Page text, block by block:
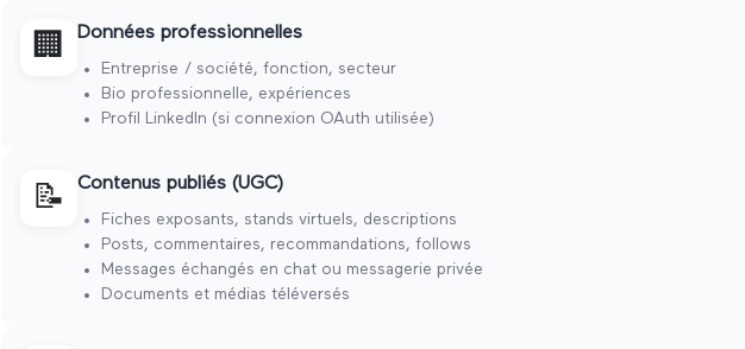
🏢 Données professionnelles
Entreprise / société, fonction, secteur
Bio professionnelle, expériences
Profil LinkedIn (si connexion OAuth utilisée)
📝 Contenus publiés (UGC)
Fiches exposants, stands virtuels, descriptions
Posts, commentaires, recommandations, follows
Messages échangés en chat ou messagerie privée
Documents et médias téléversés